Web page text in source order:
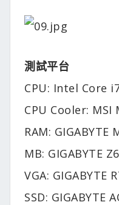
測試平台
CPU: Intel Core
CPU Cooler: MSI
RAM: GIGABYTE
MB: GIGABYTE
VGA: GIGABYTE
SSD: GIGABYTE